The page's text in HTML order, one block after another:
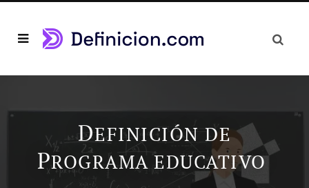
DEFINICIÓN DE
PROGRAMA EDUCATIVO